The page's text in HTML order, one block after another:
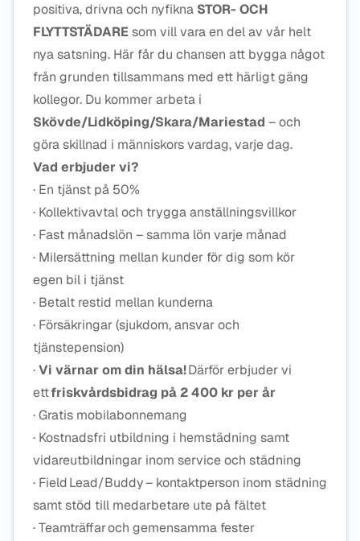
positiva, drivna och nyfikna STOR- OCH
FLYTTSTÄDAREsom vill vara en del av vår helt
nya satsning. Här får du chansen att bygga något
från grunden tillsammans med ett härligt gäng
kollegor. Du kommer arbeta i
Skövde/Lidköping/Skara/Mariestad – och
göra skillnad i människors vardag, varje dag.
Vad erbjuder vi?
· En tjänst på 50%
· Kollektivavtal och trygga anställningsvillkor
· Fast månadslön – samma lön varje månad
· Milersättning mellan kunder för dig som kör
egen bil i tjänst
· Betalt restid mellan kunderna
· Försäkringar (sjukdom, ansvar och
tjänstepension)
·Vi värnar om din hälsa!Därför erbjuder vi
ettfriskvårdsbidrag på 2 400 kr per år
· Gratis mobilabonnemang
· Kostnadsfri utbildning i hemstädning samt
vidareutbildningar inom service och städning
· Field Lead/Buddy – kontaktperson inom städning
samt stöd till medarbetare ute på fältet
· Teamträffar och gemensamma fester